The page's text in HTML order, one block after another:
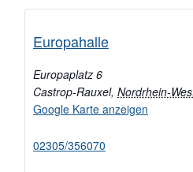
Europahalle
Europaplatz 6
Castrop-Rauxel, Nordrhein-
Google Karte anzeigen
02305/356070